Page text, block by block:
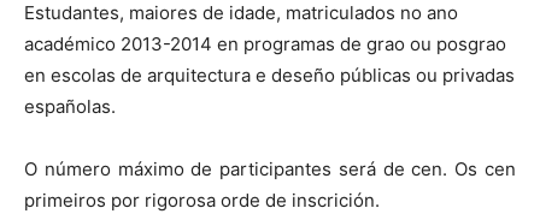
Estudantes, maiores de idade, matriculados no ano
académico 2013-2014 en programas de grao ou posgrao
en escolas de arquitectura e deseño públicas ou privadas
españolas.
O número máximo de participantes será de cen. Os cen
primeiros por rigorosa orde de inscrición.